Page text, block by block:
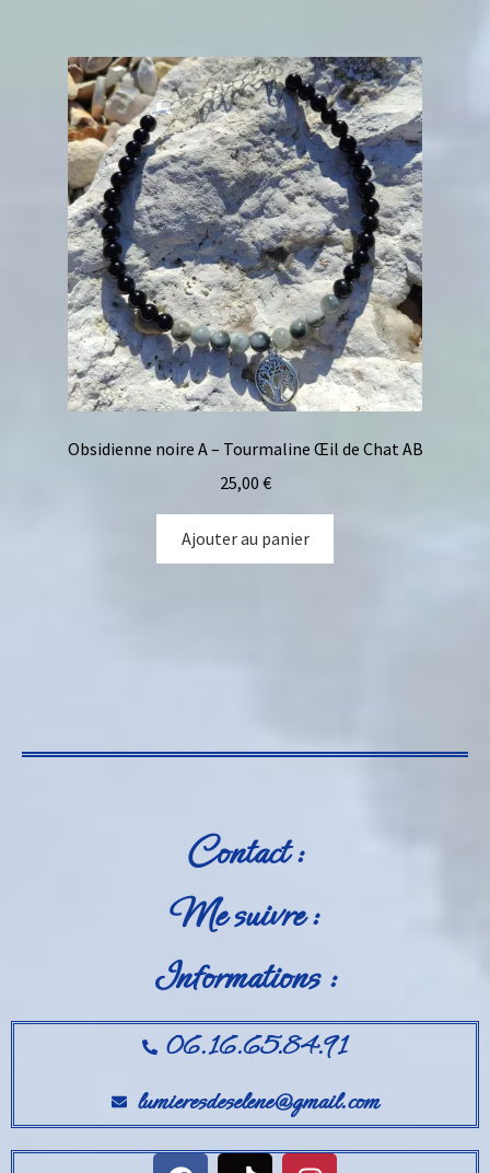
Obsidienne noire A – Tourmaline Œil de Chat AB
25,00 €
Ajouter au panier
Contact :
Me suivre :
Informations :
06.16.65.84.91
lumieresdeselene@gmail.com